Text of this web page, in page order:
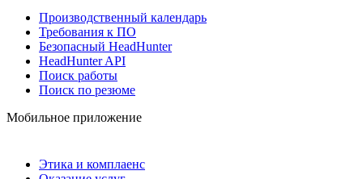
Производственный календарь
Требования к ПО
Безопасный HeadHunter
HeadHunter API
Поиск работы
Поиск по резюме
Мобильное приложение
Этика и комплаенс